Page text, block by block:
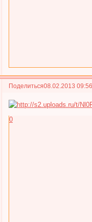
Поделиться08.02.2013
0